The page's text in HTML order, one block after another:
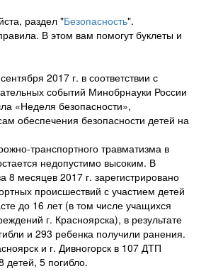
раздел "Безопасность".
В этом вам помогут буклеты и
сентября 2017 г. в соответствии с
событий Минобрнауки России
«Неделя безопасности»,
обеспечения безопасности детей на
транспортного травматизма в
недопустимо высоким. В
8 месяцев 2017 г. зарегистрировано
происшествий с участием детей
до 16 лет (в том числе учащихся
г. Красноярска), в результате
и 293 ребенка получили ранения.
и г. Дивногорск в 107 ДТП
детей, 5 погибло.